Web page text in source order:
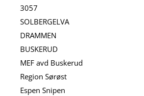
3057
SOLBERGELVA
DRAMMEN
BUSKERUD
MEF avd Buskerud
Region Sørøst
Espen Snipen